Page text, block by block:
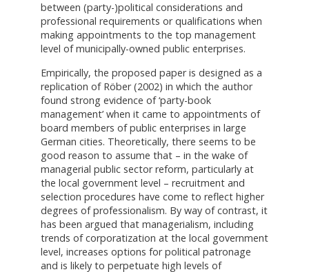
between (party-)political considerations and
professional requirements or qualifications when
making appointments to the top management
level of municipally-owned public enterprises.
Empirically, the proposed paper is designed as a
replication of Röber (2002) in which the author
found strong evidence of ‘party-book
management’ when it came to appointments of
board members of public enterprises in large
German cities. Theoretically, there seems to be
good reason to assume that – in the wake of
managerial public sector reform, particularly at
the local government level – recruitment and
selection procedures have come to reflect higher
degrees of professionalism. By way of contrast, it
has been argued that managerialism, including
trends of corporatization at the local government
level, increases options for political patronage
and is likely to perpetuate high levels of